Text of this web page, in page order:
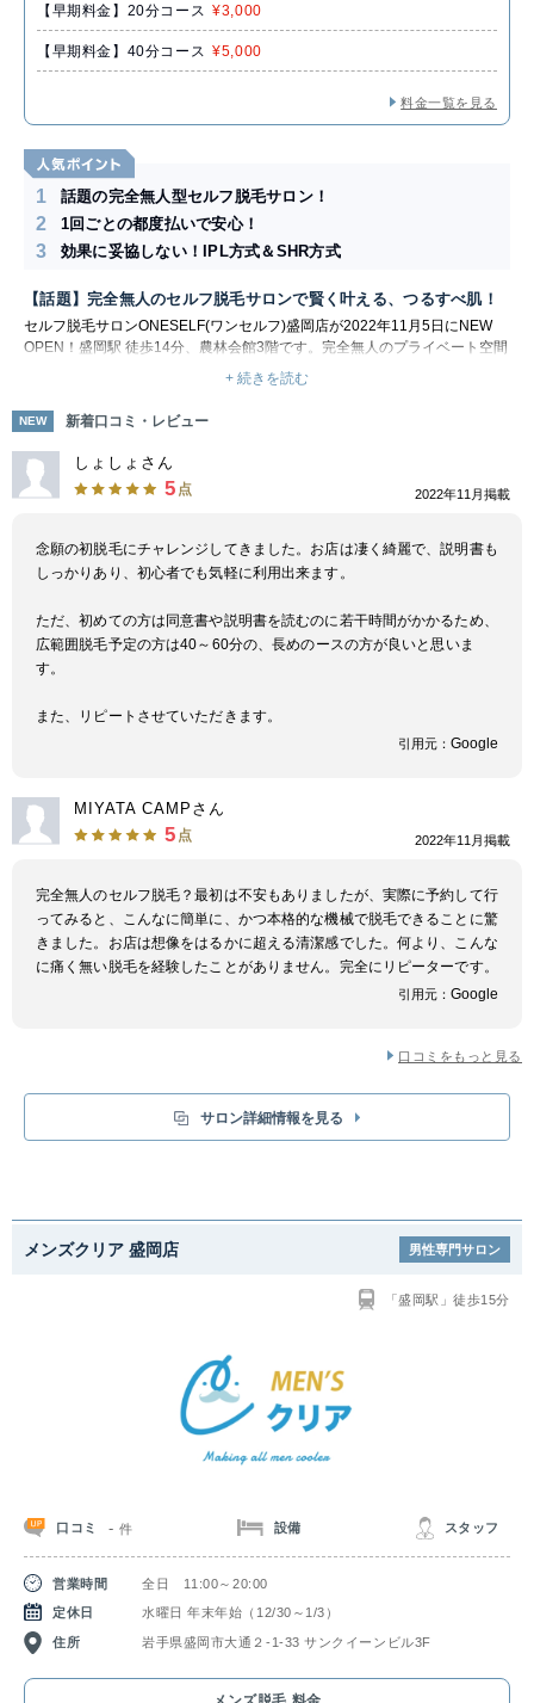
【早期料金】20分コース ¥3,000
【早期料金】40分コース ¥5,000
料金一覧を見る
1 話題の完全無人型セルフ脱毛サロン！
2 1回ごとの都度払いで安心！
3 効果に妥協しない！IPL方式＆SHR方式
【話題】完全無人のセルフ脱毛サロンで賢く叶える、つるすべ肌！
セルフ脱毛サロンONESELF(ワンセルフ)盛岡店が2022年11月5日にNEW
OPEN！盛岡駅 徒歩14分、農林会館3階です。完全無人のプライベート空間
で、自由にセルフ脱毛してみませんか？どなたでもお気軽にご利用くださ
IPL・SHRの両方を備えた国内最高出力の最新脱毛機。どなたでも簡単に操
作が可能です。自分のペースで自由にご利用ください。SHRは発毛の指令
塔（バルジ領域）に微弱なエネルギーを浅く広く照射するから痛みがありま
せん。火傷や肌トラブルが起こりにくく安全です！２週間に１度のペースで
施術でき、早い方だと最短６ヶ月でつるすべを目指せます。
+ 続きを読む
NEW 新着口コミ・レビュー
しょしょさん
5 点 2022年11月掲載
念願の初脱毛にチャレンジしてきました。お店は凄く綺麗で、説明書も
しっかりあり、初心者でも気軽に利用出来ます。
ただ、初めての方は同意書や説明書を読むのに若干時間がかかるため、
広範囲脱毛予定の方は40～60分の、長めのースの方が良いと思いま
す。
また、リピートさせていただきます。
引用元： Google
MIYATA CAMPさん
5 点 2022年11月掲載
完全無人のセルフ脱毛？最初は不安もありましたが、実際に予約して行
ってみると、こんなに簡単に、かつ本格的な機械で脱毛できることに驚
きました。お店は想像をはるかに超える清潔感でした。何より、こんな
に痛く無い脱毛を経験したことがありません。完全にリピーターです。
引用元： Google
口コミをもっと見る
サロン詳細情報を見る
メンズクリア 盛岡店 男性専門サロン
「盛岡駅」徒歩15分
口コミ -件 設備 スタッフ
営業時間
全日 11:00～20:00
定休日
水曜日 年末年始（12/30～1/3）
住所 岩手県盛岡市大通２-1-33 サンクイーンビル3F